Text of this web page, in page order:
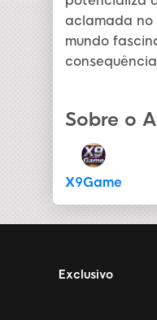
aclamada no
mundo
Sobre o
X9Game
Exclusivo